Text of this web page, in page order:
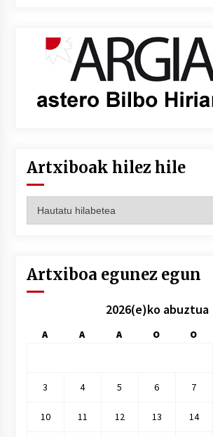
Artxiboak hilez hile
hilez
Artxiboa egunez egun
2026(e)ko abuztua
A A A O O
3 4 5 6 7
10 11 12 13 14